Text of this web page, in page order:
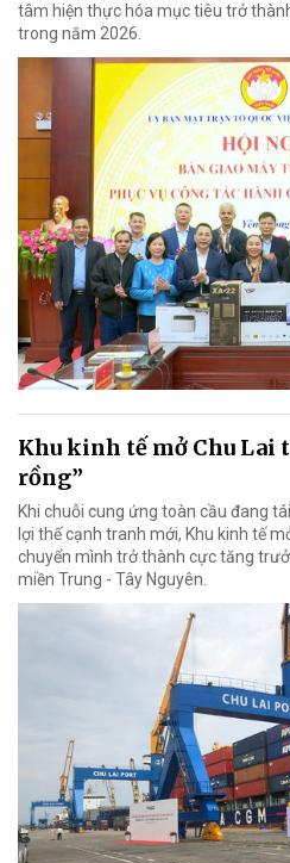
tâm hiện thực hóa mục tiêu trở
trong năm 2026.
Khu kinh tế mở Chu Lai
rồng”
Khi chuỗi cung ứng toàn cầu đang
lợi thế cạnh tranh mới, Khu kinh tế
chuyển mình trở thành cực tăng
miền Trung - Tây Nguyên.